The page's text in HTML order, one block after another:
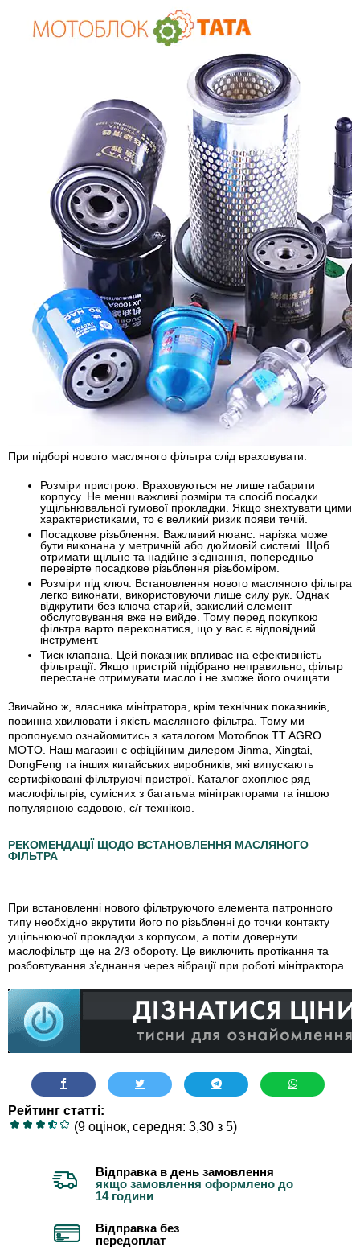
При підборі нового масляного фільтра слід враховувати:
Розміри пристрою . Враховуються не лише габарити
корпусу. Не менш важливі розміри та спосіб посадки
ущільнювальної гумової прокладки. Якщо знехтувати цими
характеристиками, то є великий ризик появи течій.
Посадкове різьблення . Важливий нюанс: нарізка може
бути виконана у метричній або дюймовій системі. Щоб
отримати щільне та надійне з’єднання, попередньо
перевірте посадкове різьблення різьбоміром.
Розміри під ключ . Встановлення нового масляного фільтра
легко виконати, використовуючи лише силу рук. Однак
відкрутити без ключа старий, закислий елемент
обслуговування вже не вийде. Тому перед покупкою
фільтра варто переконатися, що у вас є відповідний
інструмент.
Тиск клапана . Цей показник впливає на ефективність
фільтрації. Якщо пристрій підібрано неправильно, фільтр
перестане отримувати масло і не зможе його очищати.
Звичайно ж, власника мінітратора, крім технічних показників,
повинна хвилювати і якість масляного фільтра. Тому ми
пропонуємо ознайомитись з каталогом Мотоблок TT AGRO
MOTO. Наш магазин є офіційним дилером Jinma, Xingtai,
DongFeng та інших китайських виробників, які випускають
сертифіковані фільтруючі пристрої. Каталог охоплює ряд
маслофільтрів, сумісних з багатьма мінітракторами та іншою
популярною садовою, с/г технікою.
РЕКОМЕНДАЦІЇ ЩОДО ВСТАНОВЛЕННЯ МАСЛЯНОГО
ФІЛЬТРА
При встановленні нового фільтруючого елемента патронного
типу необхідно вкрутити його по різьбленні до точки контакту
ущільнюючої прокладки з корпусом, а потім довернути
маслофільтр ще на 2/3 обороту. Це виключить протікання та
розбовтування з’єднання через вібрації при роботі мінітрактора.
Рейтинг статті:
(9 оцінок, середня: 3,30 з 5)
Відправка в день замовлення
якщо замовлення оформлено до
14 години
Відправка без
передоплат